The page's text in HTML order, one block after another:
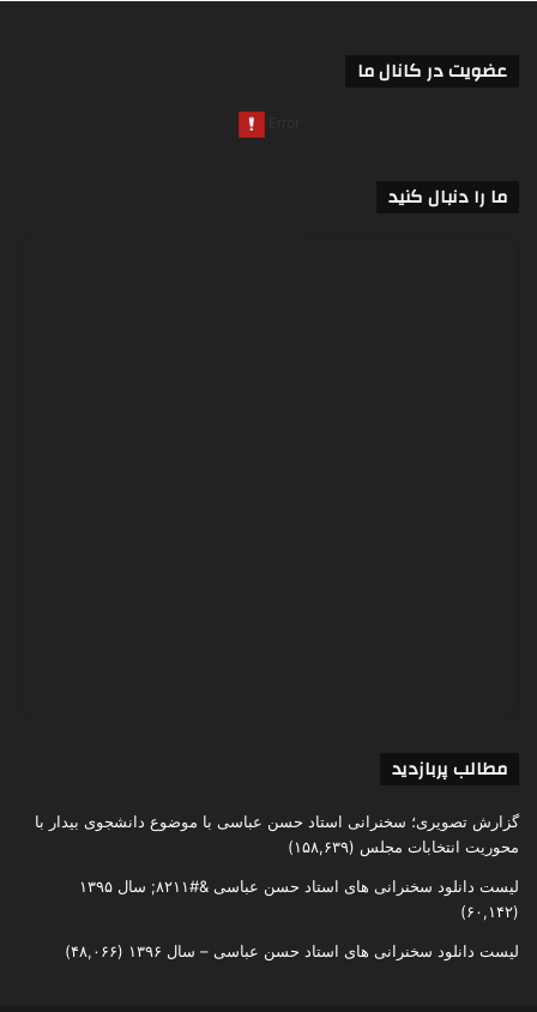
عضویت در کانال ما
ما را دنبال کنید
مطالب پربازدید
گزارش تصویری؛ سخنرانی استاد حسن عباسی با موضوع دانشجوی بیدار با
محوریت انتخابات مجلس (۱۵۸,۶۳۹)
لیست دانلود سخنرانی های استاد حسن عباسی &#۸۲۱۱; سال ۱۳۹۵
(۶۰,۱۴۲)
لیست دانلود سخنرانی های استاد حسن عباسی – سال ۱۳۹۶ (۴۸,۰۶۶)